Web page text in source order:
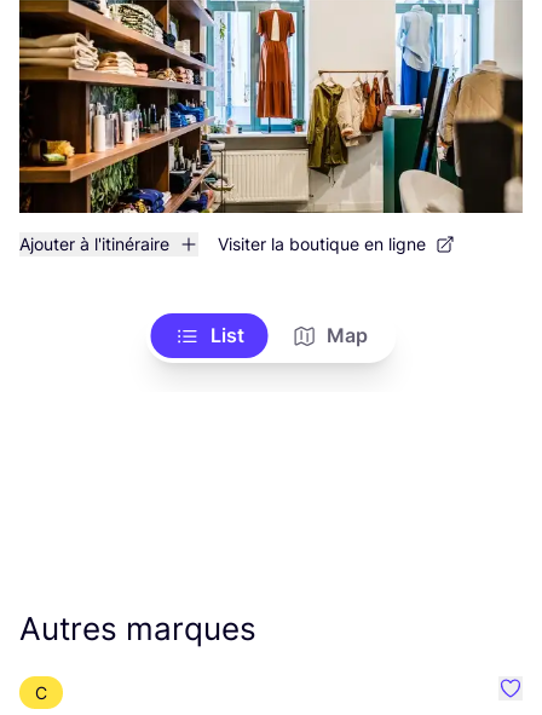
Ajouter à l'itinéraire Visiter la boutique en ligne
List Map
Autres marques
C